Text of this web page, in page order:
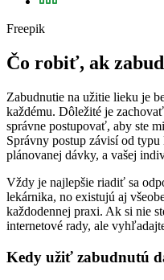
Freepik
Čo robiť, ak
Zabudnutie na užitie lieku je
každému. Dôležité je
správne postupovať, aby ste
Správny postup závisí od
plánovanej dávky, a vašej
Vždy je najlepšie riadiť sa
lekárnika, no existujú aj
každodennej praxi. Ak si nie
internetové rady, ale
Kedy užiť zabudnutú